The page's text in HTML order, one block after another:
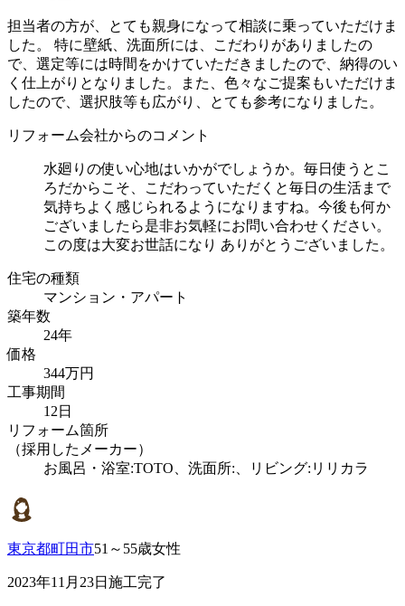
担当者の方が、とても親身になって相談に乗っていただけま
した。 特に壁紙、洗面所には、こだわりがありましたの
で、選定等には時間をかけていただきましたので、納得のい
く仕上がりとなりました。また、色々なご提案もいただけま
したので、選択肢等も広がり、とても参考になりました。
リフォーム会社からのコメント
水廻りの使い心地はいかがでしょうか。毎日使うとこ
ろだからこそ、こだわっていただくと毎日の生活まで
気持ちよく感じられるようになりますね。今後も何か
ございましたら是非お気軽にお問い合わせください。
この度は大変お世話になり ありがとうございました。
住宅の種類
マンション・アパート
築年数
24年
価格
344万円
工事期間
12日
リフォーム箇所
（採用したメーカー）
お風呂・浴室:TOTO、洗面所:、リビング:リリカラ
東京都町田市51～55歳女性
2023年11月23日施工完了